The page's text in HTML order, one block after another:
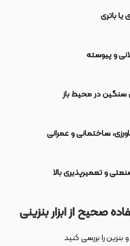
باتری
و پیوسته
در محیط باز
ساختمانی و عمرانی
و تعمیرپذیری بالا
صحیح از ابزار بنزینی
را بررسی کنید